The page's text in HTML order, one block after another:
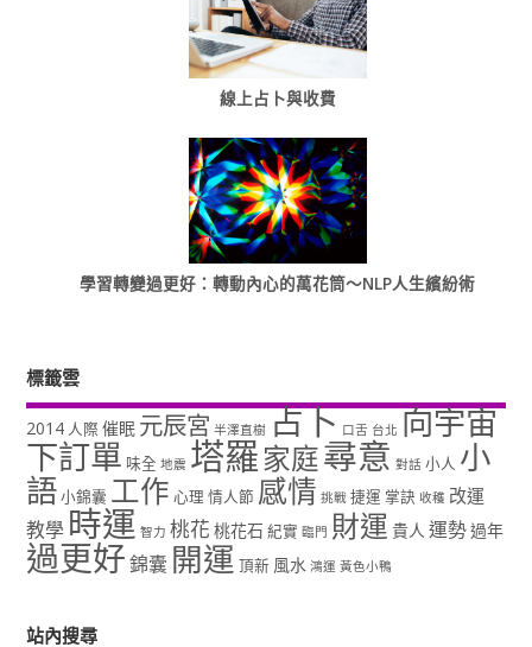
線上占卜與收費
學習轉變過更好：轉動內心的萬花筒～NLP人生繽紛術
標籤雲
2014 人際 催眠 元辰宮 半澤直樹 占卜 口舌 台北 向宇宙
下訂單 味全 地震 塔羅家庭尋意 對話 小人 小
語小錦囊 工作 心理 情人節 感情 挑戰 捷運 掌訣 收穫 改運
教學 時運 智力 桃花 桃花石 紀實 臨門 財運 貴人 運勢過年
過更好錦囊 開運 頂新 風水 鴻運 黃色小鴨
站內搜尋